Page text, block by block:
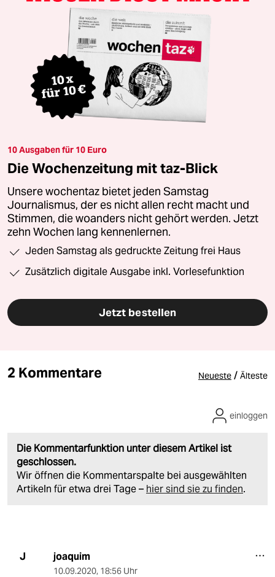
10 Ausgaben für 10 Euro
Die Wochenzeitung mit taz-Blick
Unsere wochentaz bietet jeden Samstag
Journalismus, der es nicht allen recht macht und
Stimmen, die woanders nicht gehört werden. Jetzt
zehn Wochen lang kennenlernen.
Jeden Samstag als gedruckte Zeitung frei Haus
Zusätzlich digitale Ausgabe inkl. Vorlesefunktion
Jetzt bestellen
2 Kommentare Neueste / Älteste
Die Kommentarfunktion unter diesem Artikel ist
geschlossen.
Wir öffnen die Kommentarspalte bei ausgewählten
Artikeln für etwa drei Tage – hier sind sie zu finden.
einloggen
J joaquim
10.09.2020, 18:56 Uhr